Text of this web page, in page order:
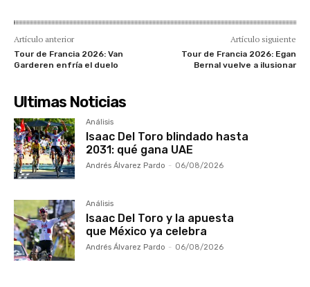
Artículo anterior
Tour de Francia 2026: Van
Garderen enfría el duelo
Artículo siguiente
Tour de Francia 2026: Egan
Bernal vuelve a ilusionar
Ultimas Noticias
Análisis
Isaac Del Toro blindado hasta
2031: qué gana UAE
Andrés Álvarez Pardo - 06/08/2026
Análisis
Isaac Del Toro y la apuesta
que México ya celebra
Andrés Álvarez Pardo - 06/08/2026